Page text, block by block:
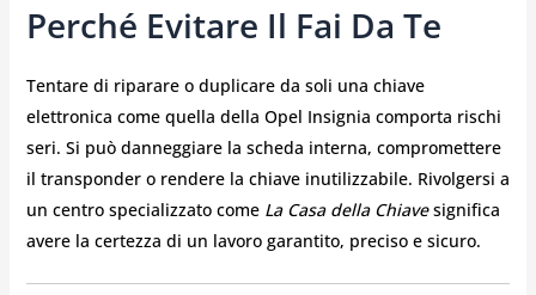
Perché Evitare Il Fai Da Te
Tentare di riparare o duplicare da soli una chiave
elettronica come quella della Opel Insignia comporta rischi
seri. Si può danneggiare la scheda interna, compromettere
il transponder o rendere la chiave inutilizzabile. Rivolgersi a
un centro specializzato come La Casa della Chiavesignifica
avere la certezza di un lavoro garantito, preciso e sicuro.